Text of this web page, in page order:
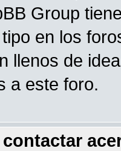
Group
en los
llenos de
a este foro.